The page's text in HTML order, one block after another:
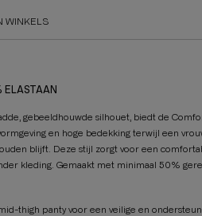
WINKELS
ELASTAAN
gebeeldhouwde silhouet, biedt de
en hoge bedekking terwijl een
blijft. Deze stijl zorgt voor een
kleding. Gemaakt met minimaal 50%
thigh panty voor een veilige en